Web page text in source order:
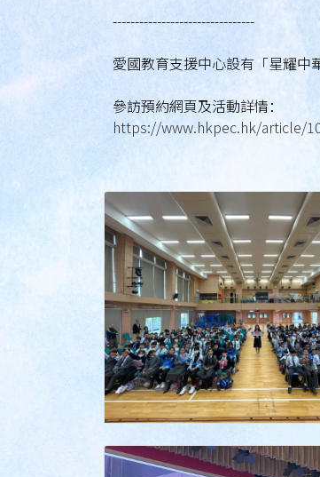
--------------------------------
愛國教育支援中心設有「星耀中
參訪預約網頁及活動詳情：
https://www.hkpec.hk/article/